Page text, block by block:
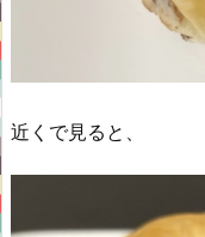
近くで見ると、